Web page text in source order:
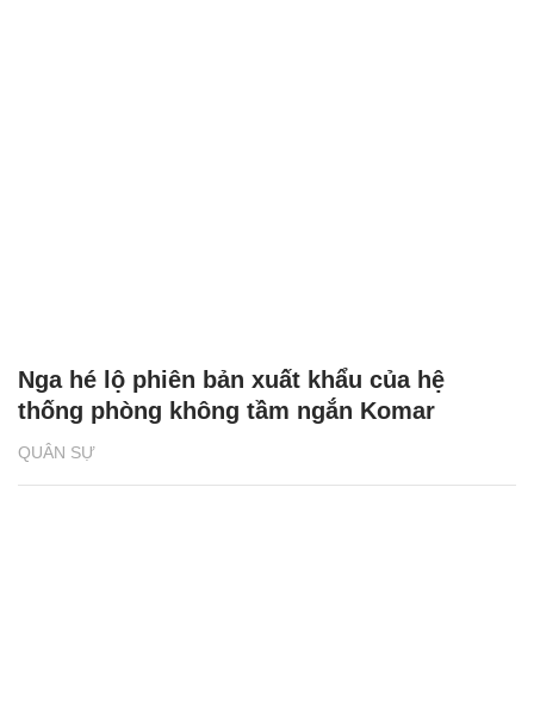
QUÂN SỰ
Nga hé lộ phiên bản xuất khẩu của hệ
thống phòng không tầm ngắn Komar